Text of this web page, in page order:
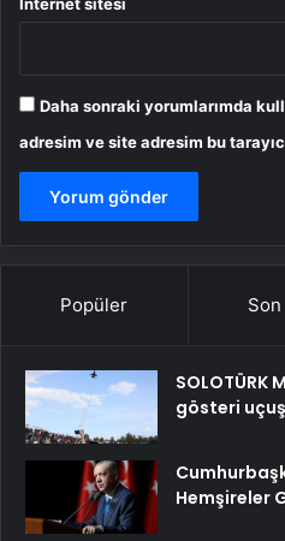
Daha sonraki yorumlarımda
adresim ve site adresim bu
Popüler Son
gösteri
Hemşireler